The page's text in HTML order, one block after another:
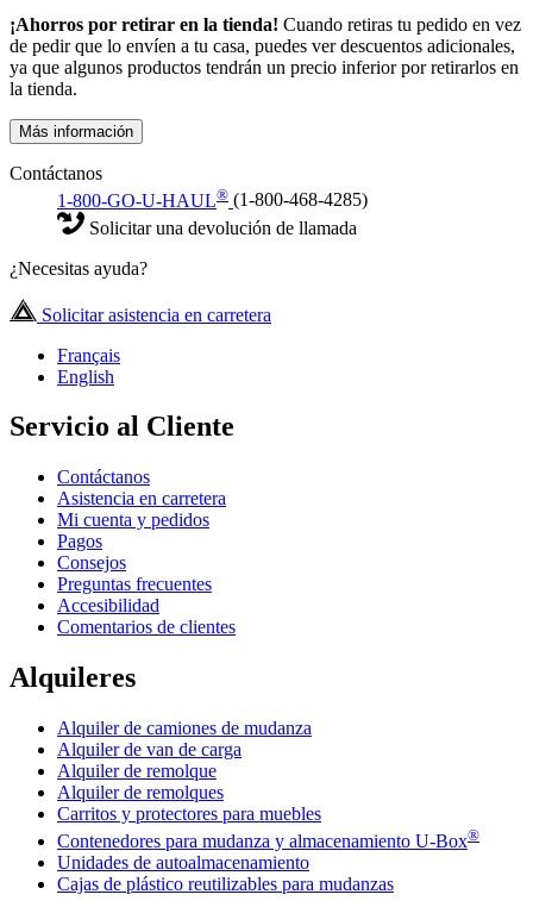
¡Ahorros por retirar en la tienda! Cuando retiras tu pedido en vez
de pedir que lo envíen a tu casa, puedes ver descuentos adicionales,
ya que algunos productos tendrán un precio inferior por retirarlos en
la tienda.
Más información
Contáctanos
1-800-GO-U-HAUL® (1-800-468-4285)
Solicitar una devolución de llamada
¿Necesitas ayuda?
Solicitar asistencia en carretera
Français
English
Servicio al Cliente
Contáctanos
Asistencia en carretera
Mi cuenta y pedidos
Pagos
Consejos
Preguntas frecuentes
Accesibilidad
Comentarios de clientes
Alquileres
Alquiler de camiones de mudanza
Alquiler de van de carga
Alquiler de remolque
Alquiler de remolques
Carritos y protectores para muebles
Contenedores para mudanza y almacenamiento U-Box®
Unidades de autoalmacenamiento
Cajas de plástico reutilizables para mudanzas